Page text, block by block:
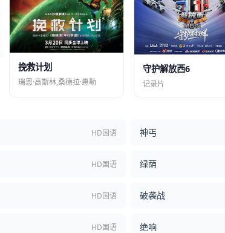
挽救计划
瑞恩·高斯林,桑德拉·惠勒
守护解放西6
记录片
HD国语 神丐
HD国语 绿荫
HD国语 破袭战
HD国语 绝响